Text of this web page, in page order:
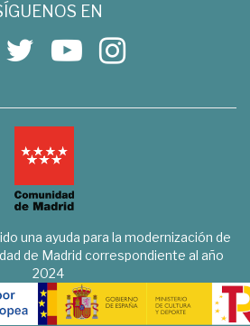
EN
una ayuda para la modernización de
de Madrid correspondiente al año
2024